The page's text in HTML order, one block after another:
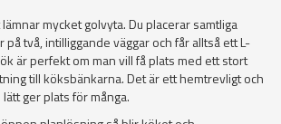
mycket golvyta. Du placerar samtliga
två, intilliggande väggar och får alltså ett L-
är perfekt om man vill få plats med ett stort
till köksbänkarna. Det är ett hemtrevligt och
ger plats för många.